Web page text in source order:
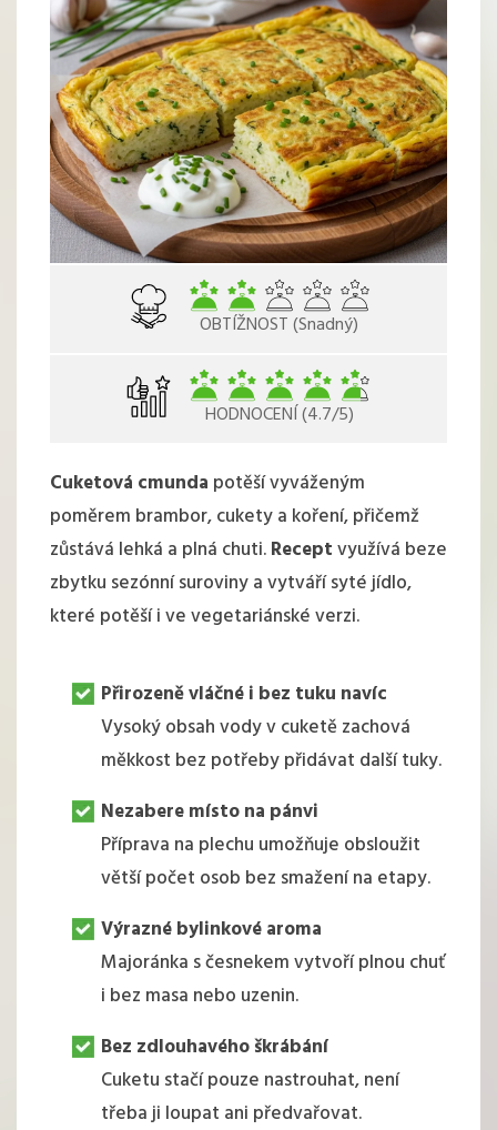
OBTÍŽNOST (Snadný)
HODNOCENÍ (4.7/5)
Cuketová cmunda potěší vyváženým
poměrem brambor, cukety a koření, přičemž
zůstává lehká a plná chuti.Receptvyužívá beze
zbytku sezónní suroviny a vytváří syté jídlo,
které potěší i ve vegetariánské verzi.
Přirozeně vláčné i bez tuku navíc
Vysoký obsah vody v cuketě zachová
měkkost bez potřeby přidávat další tuky.
Nezabere místo na pánvi
Příprava na plechu umožňuje obsloužit
větší počet osob bez smažení na etapy.
Výrazné bylinkové aroma
Majoránka s česnekem vytvoří plnou chuť
i bez masa nebo uzenin.
Bez zdlouhavého škrábání
Cuketu stačí pouze nastrouhat, není
třeba ji loupat ani předvařovat.